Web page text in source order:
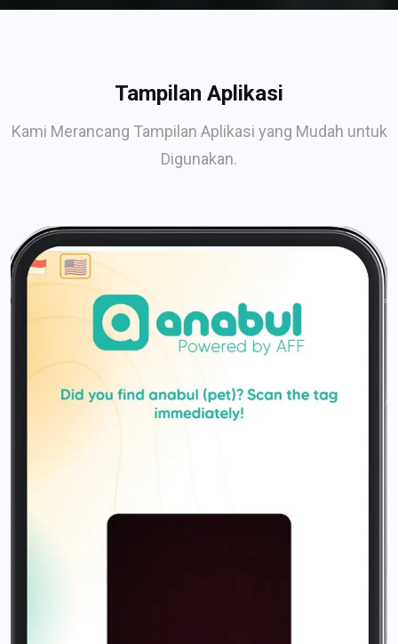
Tampilan Aplikasi
Kami Merancang Tampilan Aplikasi yang Mudah untuk
Digunakan.